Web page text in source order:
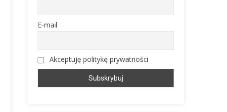
E-mail
Akceptuję politykę prywatności